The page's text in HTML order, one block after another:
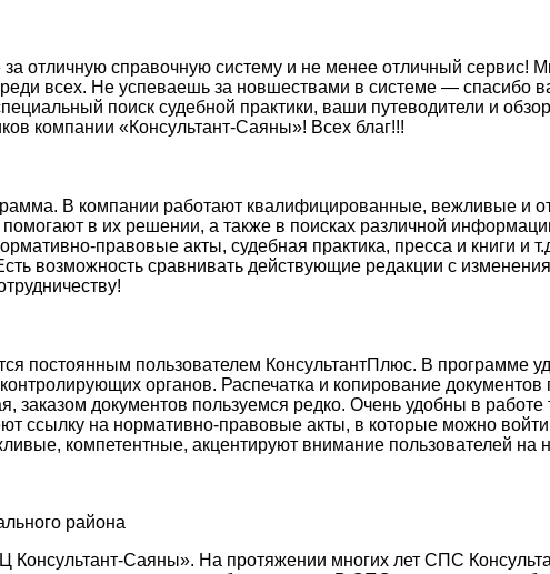
отличную справочную систему и не менее отличный сервис!
всех. Не успеваешь за новшествами в системе — спасибо
поиск судебной практики, ваши путеводители и
компании «Консультант-Саяны»! Всех благ!!!
В компании работают квалифицированные, вежливые и
в их решении, а также в поисках различной
правовые акты, судебная практика, пресса и книги
возможность сравнивать действующие редакции с
постоянным пользователем КонсультантПлюс. В программе
органов. Распечатка и копирование
заказом документов пользуемся редко. Очень удобны в
ссылку на нормативно-правовые акты, в которые можно
компетентные, акцентируют внимание пользователей на
района
Консультант-Саяны». На протяжении многих лет СПС